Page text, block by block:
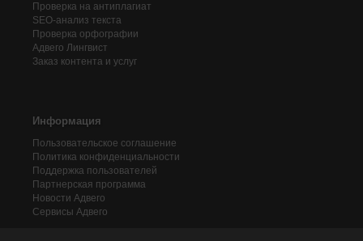
Проверка на антиплагиат
SEO-анализ текста
Проверка орфографии
Адвего Лингвист
Заказ контента и услуг
Информация
Пользовательское соглашение
Политика конфиденциальности
Поддержка пользователей
Партнерская программа
Новости Адвего
Сервисы Адвего